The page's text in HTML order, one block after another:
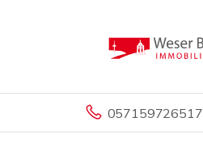
057159726517